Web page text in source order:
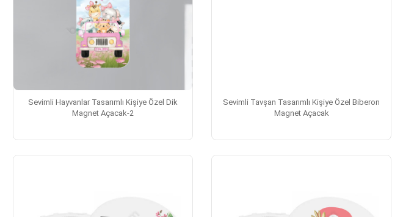
Sevimli Hayvanlar Tasarımlı Kişiye Özel Dik
Magnet Açacak-2
Sevimli Tavşan Tasarımlı Kişiye Özel Biberon
Magnet Açacak